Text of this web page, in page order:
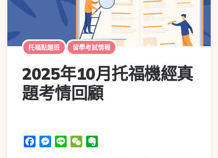
托福點題班 留學考試情報
2025年10月托福機經真
題考情回顧
FacebookMessenger
Line WeChat